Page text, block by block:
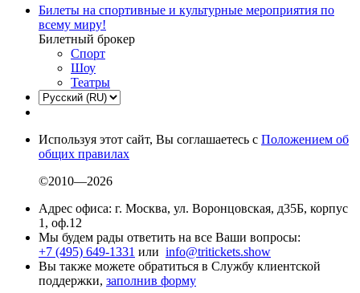
Билеты на спортивные и культурные мероприятия по
всему миру!
Билетный брокер
Спорт
Шоу
Театры
Используя этот сайт, Вы соглашаетесь с Положением об
общих правилах
©2010—2026
Адрес офиса: г. Москва, ул. Воронцовская, д35Б, корпус
1, оф.12
Мы будем рады ответить на все Ваши вопросы:
+7 (495) 649-1331 или info@tritickets.show
Вы также можете обратиться в Службу клиентской
поддержки, заполнив форму